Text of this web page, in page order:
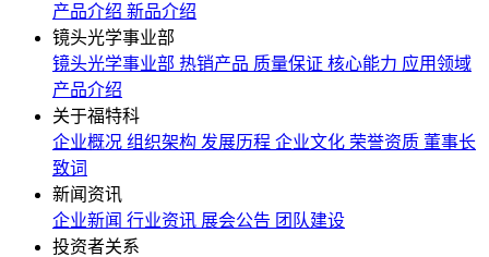
产品介绍 新品介绍
镜头光学事业部
镜头光学事业部 热销产品 质量保证 核心能力 应用领域
产品介绍
关于福特科
企业概况 组织架构 发展历程 企业文化 荣誉资质 董事长
致词
新闻资讯
企业新闻 行业资讯 展会公告 团队建设
投资者关系